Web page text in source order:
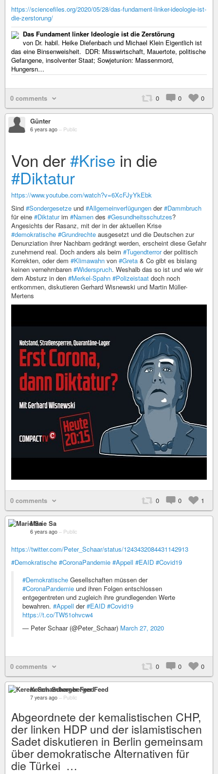
https://sciencefiles.org/2020/05/28/das-fundament-linker-ideologie-ist-
die-zerstorung/
Das Fundament linker Ideologie ist die Zerstörung
von Dr. habil. Heike Diefenbach und Michael Klein Eigentlich ist
das eine Binsenweisheit. DDR: Misswirtschaft, Mauertote, politische
Gefangene, insolventer Staat; Sowjetunion: Massenmord,
Hungersn…
0 comments 0 0 0
Günter
6 years ago – Public
Von der#Krise in die
#Diktatur
https://www.youtube.com/watch?v=6XcFJyYkEbk
Sind #Sondergesetze und #Allgemeinverfügungen der#Dammbruch
für eine #Diktaturim #Namen des #Gesundheitsschutzes?
Angesichts der Rasanz, mit der in der aktuellen Krise
#demokratische #Grundrechte ausgesetzt und die Deutschen zur
Denunziation ihrer Nachbarn gedrängt werden, erscheint diese Gefahr
zunehmend real. Doch anders als beim #Tugendterrorder politisch
Korrekten, oder dem #Klimawahn von #Greta & Co gibt es bislang
keinen vernehmbaren #Widerspruch. Weshalb das so ist und wie wir
dem Absturz in den #Merkel-Spahn #Polizeistaat doch noch
entkommen, diskutieren Gerhard Wisnewski und Martin Müller-
Mertens
0 comments 0 0 1
Marie Sa
6 years ago – Public
https://twitter.com/Peter_Schaar/status/1243432084431142913
#Demokratische #CoronaPandemie #Appell #EAID #Covid19
#Demokratische Gesellschaften müssen der
#CoronaPandemie und ihren Folgen entschlossen
entgegentreten und zugleich ihre grundlegenden Werte
bewahren. #Appell der#EAID #Covid19
https://t.co/TW51ohvcw4
— Peter Schaar (@Peter_Schaar) March 27, 2020
0 comments 0 0 0
Kerem Schamberger Feed
7 years ago – Public
Abgeordnete der kemalistischen CHP,
der linken HDP und der islamistischen
Sadet diskutieren in Berlin gemeinsam
über demokratische Alternativen für
die Türkei …